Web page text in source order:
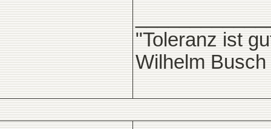
"Toleranz ist
Wilhelm Busch